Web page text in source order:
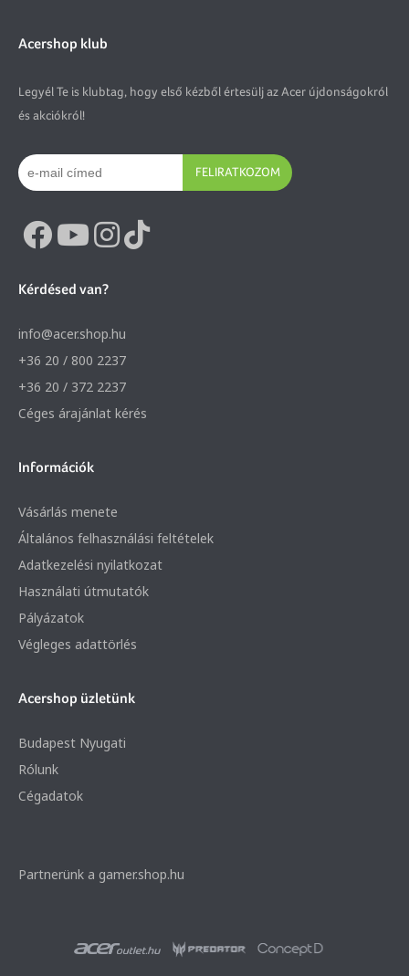
Acershop klub
Legyél Te is klubtag, hogy első kézből értesülj az Acer újdonságokról
és akciókról!
FELIRATKOZOM
Kérdésed van?
info@acer.shop.hu
+36 20 / 800 2237
+36 20 / 372 2237
Céges árajánlat kérés
Információk
Vásárlás menete
Általános felhasználási feltételek
Adatkezelési nyilatkozat
Használati útmutatók
Pályázatok
Végleges adattörlés
Acershop üzletünk
Budapest Nyugati
Rólunk
Cégadatok
Partnerünk a gamer.shop.hu